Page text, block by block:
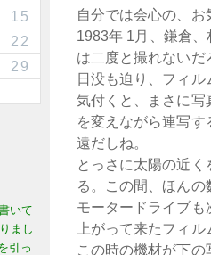
自分では会心の、お
1983年 1月、鎌倉
は二度と撮れないだ
日没も迫り、フィル
気付くと、まさに写
を変えながら連写
遠だしね。
とっさに太陽の近
る。この間、ほんの
モータードライブも
上がって来たフィ
この時の機材が下の
15
22
29
いて
まし
引っ